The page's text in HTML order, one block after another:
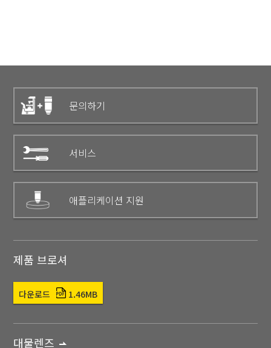
문의하기
서비스
애플리케이션 지원
제품 브로셔
다운로드 1.46MB
대물렌즈